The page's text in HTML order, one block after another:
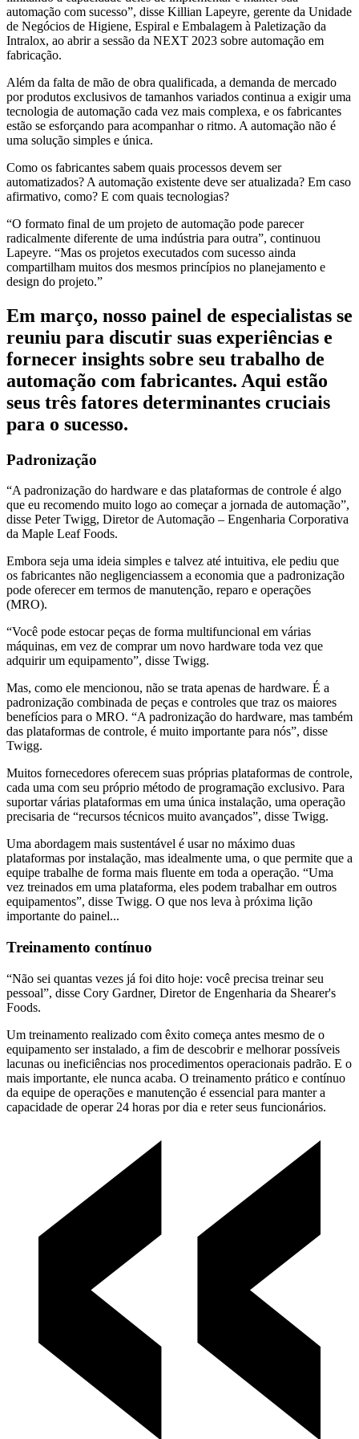
automação com sucesso”, disse Killian Lapeyre, gerente da Unidade
de Negócios de Higiene, Espiral e Embalagem à Paletização da
Intralox, ao abrir a sessão da NEXT 2023 sobre automação em
fabricação.
Além da falta de mão de obra qualificada, a demanda de mercado
por produtos exclusivos de tamanhos variados continua a exigir uma
tecnologia de automação cada vez mais complexa, e os fabricantes
estão se esforçando para acompanhar o ritmo. A automação não é
uma solução simples e única.
Como os fabricantes sabem quais processos devem ser
automatizados? A automação existente deve ser atualizada? Em caso
afirmativo, como? E com quais tecnologias?
“O formato final de um projeto de automação pode parecer
radicalmente diferente de uma indústria para outra”, continuou
Lapeyre. “Mas os projetos executados com sucesso ainda
compartilham muitos dos mesmos princípios no planejamento e
design do projeto.”
Em março, nosso painel de especialistas se
reuniu para discutir suas experiências e
fornecer insights sobre seu trabalho de
automação com fabricantes. Aqui estão
seus três fatores determinantes cruciais
para o sucesso.
Padronização
“A padronização do hardware e das plataformas de controle é algo
que eu recomendo muito logo ao começar a jornada de automação”,
disse Peter Twigg, Diretor de Automação – Engenharia Corporativa
da Maple Leaf Foods.
Embora seja uma ideia simples e talvez até intuitiva, ele pediu que
os fabricantes não negligenciassem a economia que a padronização
pode oferecer em termos de manutenção, reparo e operações
(MRO).
“Você pode estocar peças de forma multifuncional em várias
máquinas, em vez de comprar um novo hardware toda vez que
adquirir um equipamento”, disse Twigg.
Mas, como ele mencionou, não se trata apenas de hardware. É a
padronização combinada de peças e controles que traz os maiores
benefícios para o MRO. “A padronização do hardware, mas também
das plataformas de controle, é muito importante para nós”, disse
Twigg.
Muitos fornecedores oferecem suas próprias plataformas de controle,
cada uma com seu próprio método de programação exclusivo. Para
suportar várias plataformas em uma única instalação, uma operação
precisaria de “recursos técnicos muito avançados”, disse Twigg.
Uma abordagem mais sustentável é usar no máximo duas
plataformas por instalação, mas idealmente uma, o que permite que a
equipe trabalhe de forma mais fluente em toda a operação. “Uma
vez treinados em uma plataforma, eles podem trabalhar em outros
equipamentos”, disse Twigg. O que nos leva à próxima lição
importante do painel...
Treinamento contínuo
“Não sei quantas vezes já foi dito hoje: você precisa treinar seu
pessoal”, disse Cory Gardner, Diretor de Engenharia da Shearer's
Foods.
Um treinamento realizado com êxito começa antes mesmo de o
equipamento ser instalado, a fim de descobrir e melhorar possíveis
lacunas ou ineficiências nos procedimentos operacionais padrão. E o
mais importante, ele nunca acaba. O treinamento prático e contínuo
da equipe de operações e manutenção é essencial para manter a
capacidade de operar 24 horas por dia e reter seus funcionários.